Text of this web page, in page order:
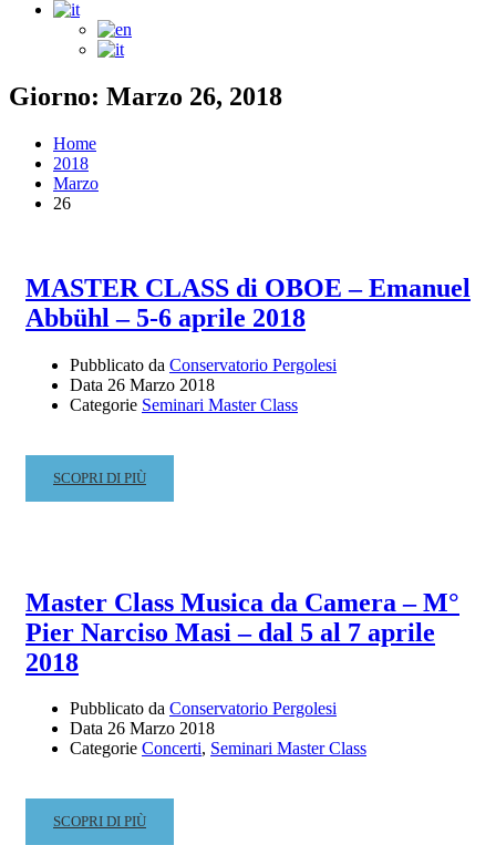
Giorno: Marzo 26, 2018
Home
2018
Marzo
26
MASTER CLASS di OBOE – Emanuel
Abbühl – 5-6 aprile 2018
Pubblicato da Conservatorio Pergolesi
Data 26 Marzo 2018
Categorie Seminari Master Class
READ
MORE
OBOE
–
EMANUEL
ABBÜHL
SCOPRI DI PIÙ
Master Class Musica da Camera – M°
Pier Narciso Masi – dal 5 al 7 aprile
2018
Pubblicato da Conservatorio Pergolesi
Data 26 Marzo 2018
Categorie Concerti, Seminari Master Class
READ
SCOPRI DI PIÙ